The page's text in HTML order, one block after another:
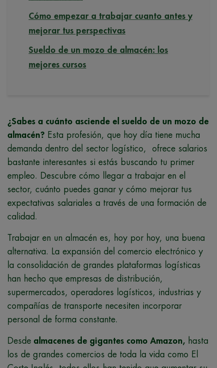
Cómo empezar a trabajar cuanto antes y
mejorar tus perspectivas
Sueldo de un mozo de almacén: los
mejores cursos
¿Sabes a cuánto asciende el sueldo de un mozo de
almacén? Esta profesión, que hoy día tiene mucha
demanda dentro del sector logístico, ofrece salarios
bastante interesantes si estás buscando tu primer
empleo. Descubre cómo llegar a trabajar en el
sector, cuánto puedes ganar y cómo mejorar tus
expectativas salariales a través de una formación de
calidad.
Trabajar en un almacén es, hoy por hoy, una buena
alternativa. La expansión del comercio electrónico y
la consolidación de grandes plataformas logísticas
han hecho que empresas de distribución,
supermercados, operadores logísticos, industrias y
compañías de transporte necesiten incorporar
personal de forma constante.
Desde almacenes de gigantes como Amazon, hasta
los de grandes comercios de toda la vida como El